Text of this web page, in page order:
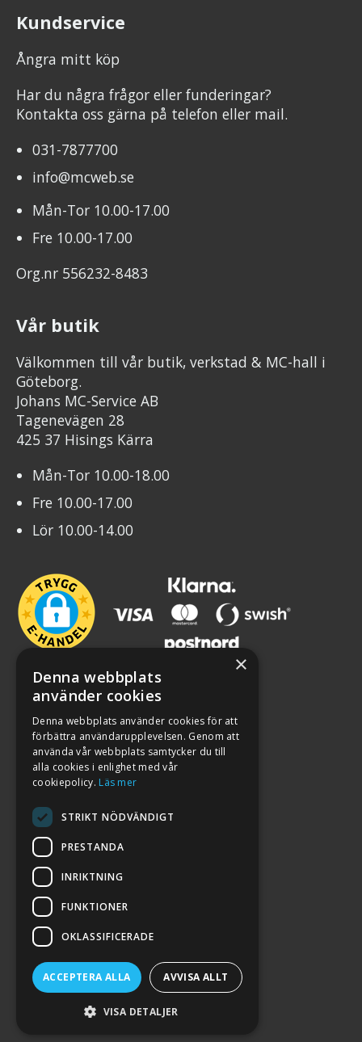
Kundservice
Ångra mitt köp
Har du några frågor eller funderingar?
Kontakta oss gärna på telefon eller mail.
031-7877700
info@mcweb.se
Mån-Tor 10.00-17.00
Fre 10.00-17.00
Org.nr 556232-8483
Vår butik
Välkommen till vår butik, verkstad & MC-hall i
Göteborg.
Johans MC-Service AB
Tagenevägen 28
425 37 Hisings Kärra
Mån-Tor 10.00-18.00
Fre 10.00-17.00
Lör 10.00-14.00
2026. ALL RIGHTS RESERVED.
POWERED BY EMPORI CMS
×
Denna webbplats
använder cookies
Denna webbplats använder cookies för att
förbättra användarupplevelsen. Genom att
använda vår webbplats samtycker du till
alla cookies i enlighet med vår
cookiepolicy. Läs mer
STRIKT NÖDVÄNDIGT
PRESTANDA
INRIKTNING
FUNKTIONER
OKLASSIFICERADE
ACCEPTERA ALLA AVVISA ALLT
VISA DETALJER